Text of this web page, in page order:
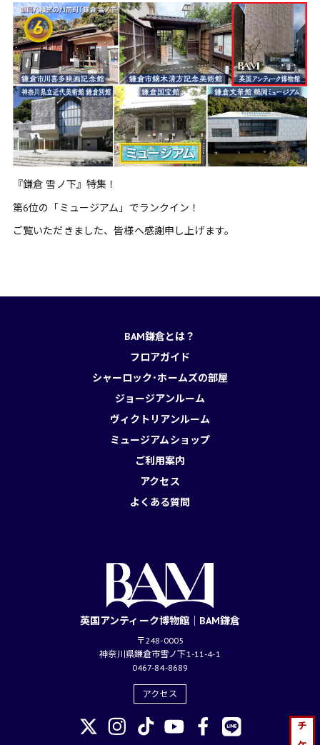
『鎌倉 雪ノ下』特集！
第6位の「ミュージアム」でランクイン！
ご覧いただきました、皆様へ感謝申し上げます。
BAM鎌倉とは？
フロアガイド
シャーロック･ホームズの部屋
ジョージアンルーム
ヴィクトリアンルーム
ミュージアムショップ
ご利用案内
アクセス
よくある質問
英国アンティーク博物館｜BAM鎌倉
〒248-0005
神奈川県鎌倉市雪ノ下1-11-4-1
0467-84-8689
アクセス